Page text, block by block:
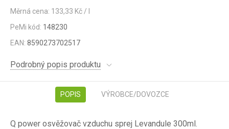
Měrná cena: 133,33 Kč / l
PeMi kód: 148230
EAN: 8590273702517
Podrobný popis produktu
POPIS VÝROBCE/DOVOZCE
Q power osvěžovač vzduchu sprej Levandule 300ml.